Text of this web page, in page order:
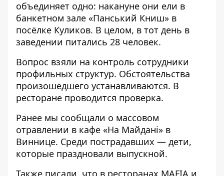
объединяет одно: накануне они ели в
банкетном зале «Панський Книш» в
посёлке Куликов. В целом, в тот день в
заведении питались 28 человек.
Вопрос взяли на контроль сотрудники
профильных структур. Обстоятельства
произошедшего устанавливаются. В
ресторане проводится проверка.
Ранее мы сообщали о массовом
отравлении в кафе «На Майдані» в
Виннице. Среди пострадавших — дети,
которые праздновали выпускной.
Также писали, что в ресторанах MAFIA и